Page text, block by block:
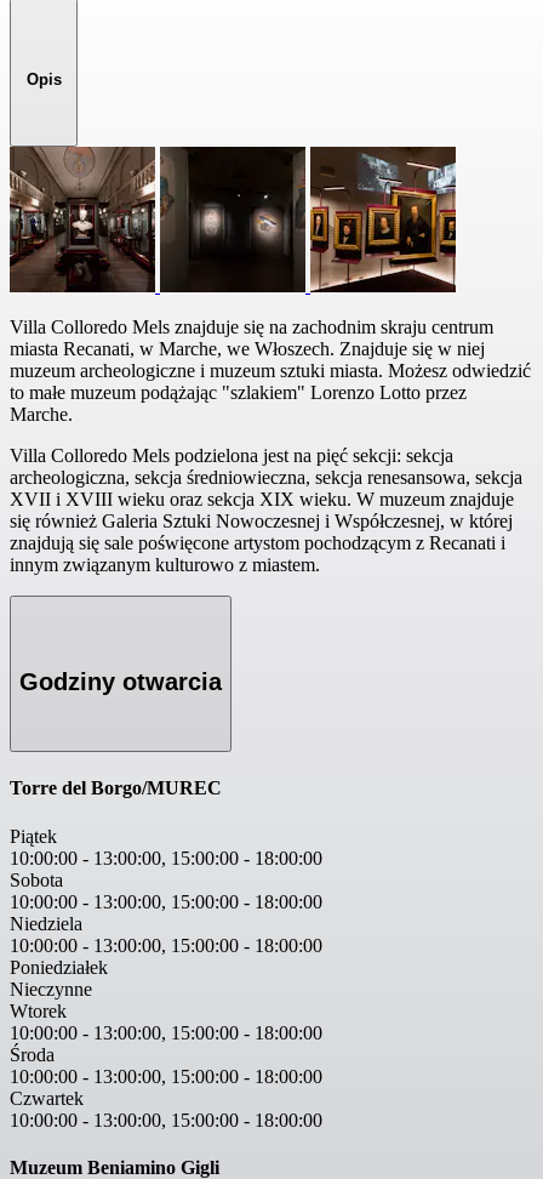
Opis
Villa Colloredo Mels znajduje się na zachodnim skraju centrum
miasta Recanati, w Marche, we Włoszech. Znajduje się w niej
muzeum archeologiczne i muzeum sztuki miasta. Możesz odwiedzić
to małe muzeum podążając "szlakiem" Lorenzo Lotto przez
Marche.
Villa Colloredo Mels podzielona jest na pięć sekcji: sekcja
archeologiczna, sekcja średniowieczna, sekcja renesansowa, sekcja
XVII i XVIII wieku oraz sekcja XIX wieku. W muzeum znajduje
się również Galeria Sztuki Nowoczesnej i Współczesnej, w której
znajdują się sale poświęcone artystom pochodzącym z Recanati i
innym związanym kulturowo z miastem.
Godziny otwarcia
Torre del Borgo/MUREC
Piątek
10:00:00 - 13:00:00, 15:00:00 - 18:00:00
Sobota
10:00:00 - 13:00:00, 15:00:00 - 18:00:00
Niedziela
10:00:00 - 13:00:00, 15:00:00 - 18:00:00
Poniedziałek
Nieczynne
Wtorek
10:00:00 - 13:00:00, 15:00:00 - 18:00:00
Środa
10:00:00 - 13:00:00, 15:00:00 - 18:00:00
Czwartek
10:00:00 - 13:00:00, 15:00:00 - 18:00:00
Muzeum Beniamino Gigli